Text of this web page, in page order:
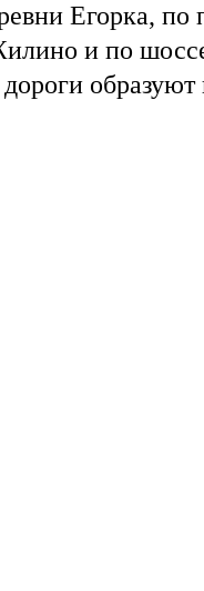
Егорка,
и по
образуют